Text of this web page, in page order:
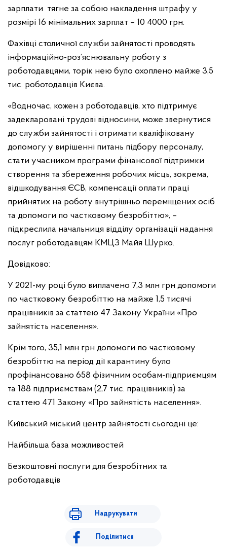
зарплати тягне за собою накладення штрафу у
розмірі 16 мінімальних зарплат – 10 4000 грн.
Фахівці столичної служби зайнятості проводять
інформаційно-роз’яснювальну роботу з
роботодавцями, торік нею було охоплено майже 3,5
тис. роботодавців Києва.
«Водночас, кожен з роботодавців, хто підтримує
задекларовані трудові відносини, може звернутися
до служби зайнятості і отримати кваліфіковану
допомогу у вирішенні питань підбору персоналу,
стати учасником програми фінансової підтримки
створення та збереження робочих місць, зокрема,
відшкодування ЄСВ, компенсації оплати праці
прийнятих на роботу внутрішньо переміщених осіб
та допомоги по частковому безробіттю», –
підкреслила начальниця відділу організації надання
послуг роботодавцям КМЦЗ Майя Шурко.
Довідково:
У 2021-му році було виплачено 7,3 млн грн допомоги
по частковому безробіттю на майже 1,5 тисячі
працівників за статтею 47 Закону України «Про
зайнятість населення».
Крім того, 35,1 млн грн допомоги по частковому
безробіттю на період дії карантину було
профінансовано 658 фізичним особам-підприємцям
та 188 підприємствам (2,7 тис. працівників) за
статтею 471 Закону «Про зайнятість населення».
Київський міський центр зайнятості сьогодні це:
Найбільша база можливостей
Безкоштовні послуги для безробітних та
роботодавців
Надрукувати
Поділитися